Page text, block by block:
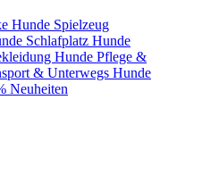
Hunde Spielzeug
Schlafplatz Hunde
Hunde Pflege &
& Unterwegs Hunde
Neuheiten